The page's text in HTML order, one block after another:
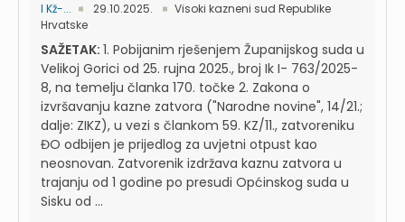
I Kž-... 29.10.2025.
Visoki kazneni sud Republike
Hrvatske
SAŽETAK: 1. Pobijanim rješenjem Županijskog suda u
Velikoj Gorici od 25. rujna 2025., broj Ik I- 763/2025-
8, na temelju članka 170. točke 2. Zakona o
izvršavanju kazne zatvora ("Narodne novine", 14/21.;
dalje: ZIKZ), u vezi s člankom 59. KZ/11., zatvoreniku
ĐO odbijen je prijedlog za uvjetni otpust kao
neosnovan. Zatvorenik izdržava kaznu zatvora u
trajanju od 1 godine po presudi Općinskog suda u
Sisku od ...